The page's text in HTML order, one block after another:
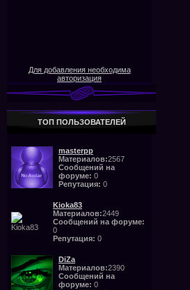
Для добавления необходима
авторизация
ТОП ПОЛЬЗОВАТЕЛЕЙ
masterpp
Материалов:2567
Сообщений на
форуме: 0
Репутация: 0
Kioka83
Материалов:2449
Сообщений на форуме:
0
Репутация: 0
DiZa
Материалов:2390
Сообщений на
форуме: 0